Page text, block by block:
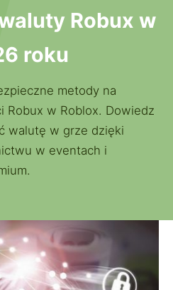
Robux w
roku
metody na
Robux w Roblox. Dowiedz
walutę w grze dzięki
w eventach i